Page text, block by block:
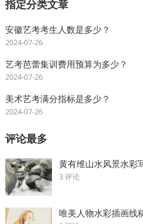
指定分类文章
安徽艺考考生人数是多少？
2024-07-26
艺考芭蕾集训费用预算为多少？
2024-07-26
美术艺考满分指标是多少？
2024-07-26
评论最多
黄有维山水风景水彩
3 评论
唯美人物水彩插画线